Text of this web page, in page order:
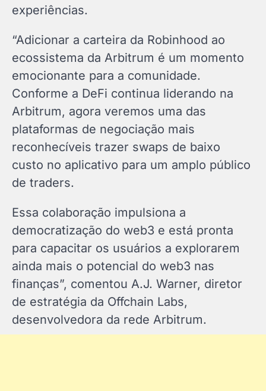
experiências.
“Adicionar a carteira da Robinhood ao
ecossistema da Arbitrum é um momento
emocionante para a comunidade.
Conforme a DeFi continua liderando na
Arbitrum, agora veremos uma das
plataformas de negociação mais
reconhecíveis trazer swaps de baixo
custo no aplicativo para um amplo público
de traders.
Essa colaboração impulsiona a
democratização do web3 e está pronta
para capacitar os usuários a explorarem
ainda mais o potencial do web3 nas
finanças”, comentou A.J. Warner, diretor
de estratégia da Offchain Labs,
desenvolvedora da rede Arbitrum.